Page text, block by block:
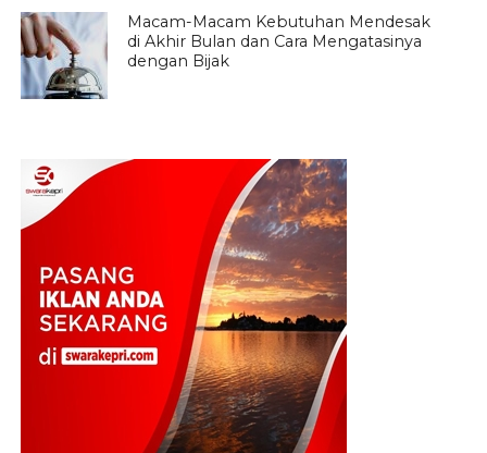
Macam-Macam Kebutuhan Mendesak
di Akhir Bulan dan Cara Mengatasinya
dengan Bijak